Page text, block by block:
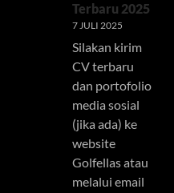
Terbaru 2025
7 JULI 2025
Silakan kirim
CV terbaru
dan portofolio
media sosial
(jika ada) ke
website
Golfellas atau
melalui email